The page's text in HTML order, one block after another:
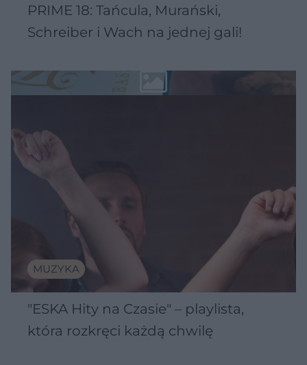
PRIME 18: Tańcula, Murański,
Schreiber i Wach na jednej gali!
MUZYKA
"ESKA Hity na Czasie" – playlista,
która rozkręci każdą chwilę